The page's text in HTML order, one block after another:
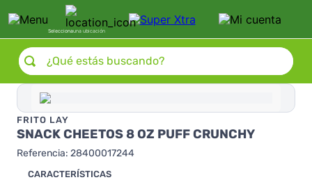
Seleccionauna ubicación
¿Qué estás buscando?
FRITO LAY
SNACK CHEETOS 8 OZ PUFF CRUNCHY
Referencia: 28400017244
CARACTERÍSTICAS